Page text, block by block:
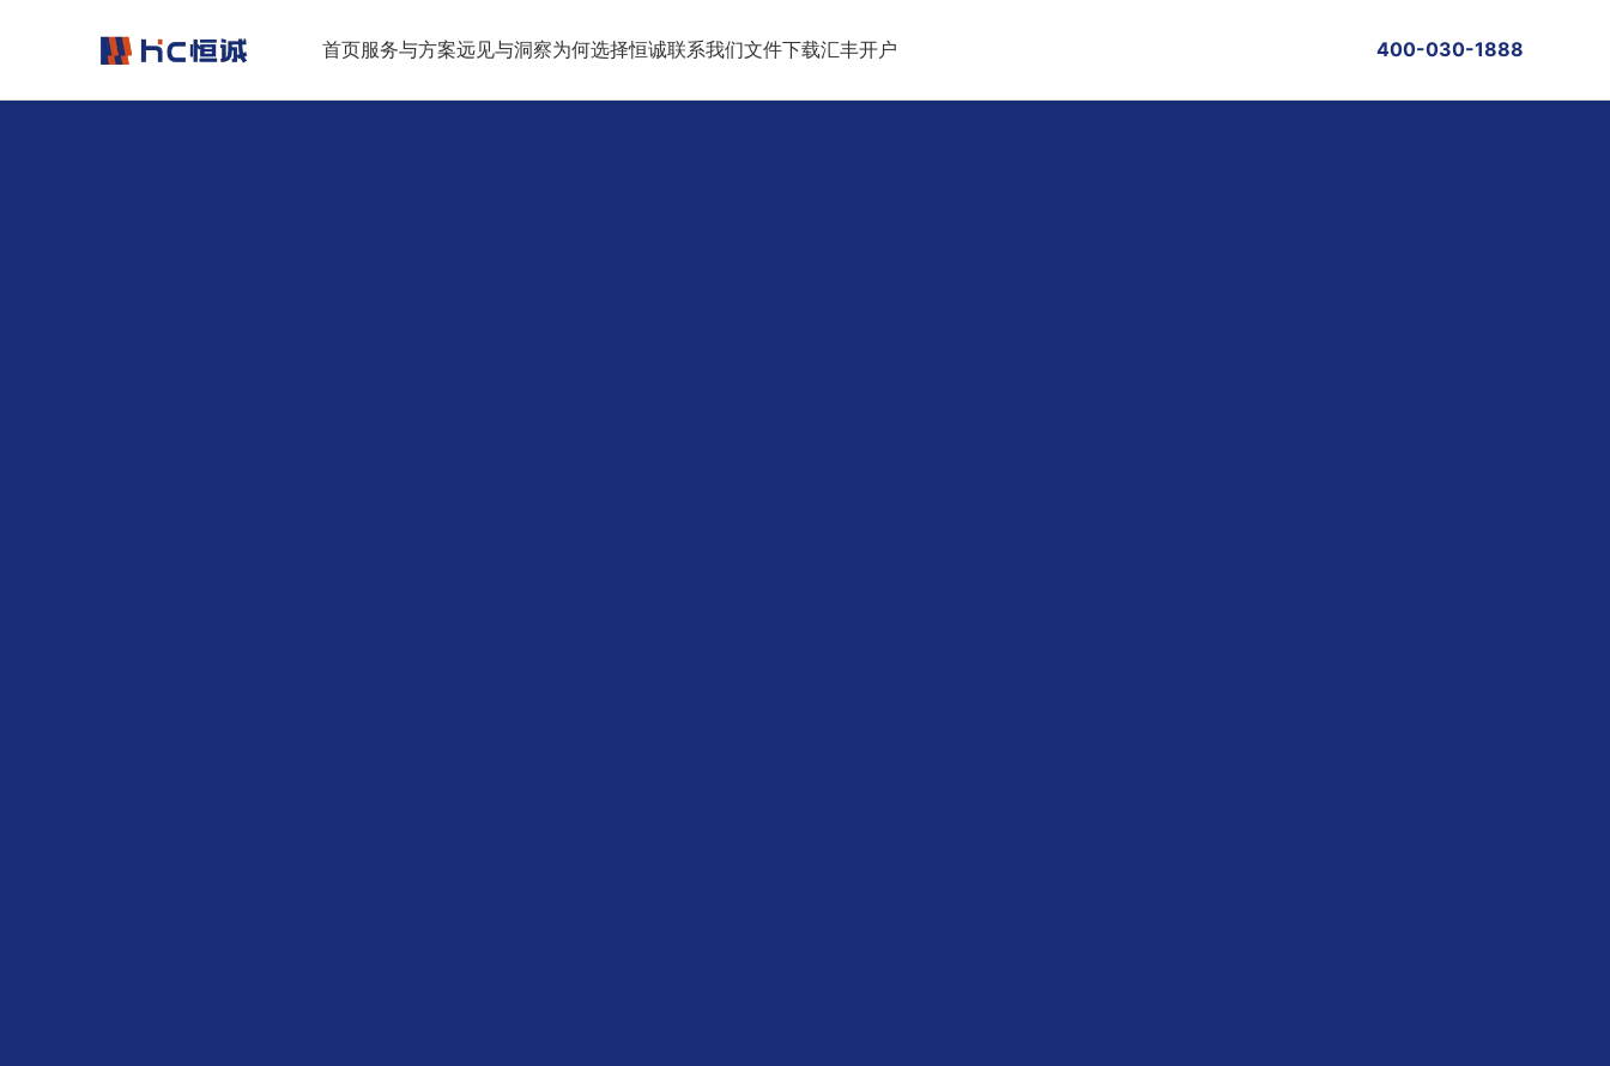
首页服务与方案远见与洞察为何选择恒诚联系我们文件下载汇丰开户 400-030-1888